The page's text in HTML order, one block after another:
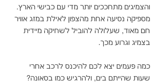
והצמיגים מתחככים יותר מדי עם כבישי הארץ.
מספיקה נסיעה אחת מהצפון לאילת במזג אוויר
חם מאוד, שעלולה להוביל לשחיקה מיידית
בצמיג וגרוע מכך.
כמה פעמים יצא לכם להיכנס לרכב אחרי
שעות שהייתם בים, ולהרגיש כמו בסאונה?